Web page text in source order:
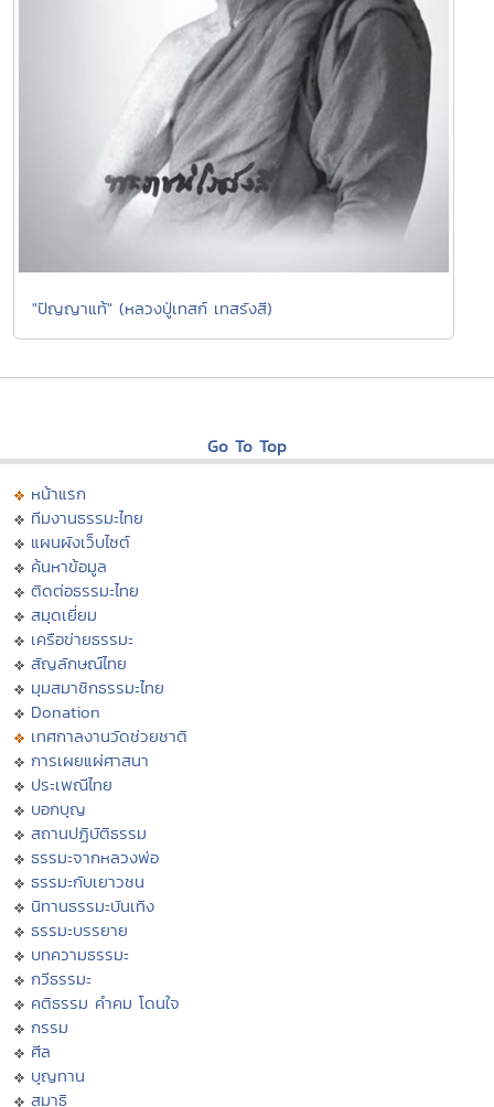
"ปัญญาแท้" (หลวงปู่เทสก์ เทสรังสี)
Go To Top
หน้าแรก
ทีมงานธรรมะไทย
แผนผังเว็บไซต์
ค้นหาข้อมูล
ติดต่อธรรมะไทย
สมุดเยี่ยม
เครือข่ายธรรมะ
สัญลักษณ์ไทย
มุมสมาชิกธรรมะไทย
Donation
เทศกาลงานวัดช่วยชาติ
การเผยแผ่ศาสนา
ประเพณีไทย
บอกบุญ
สถานปฏิบัติธรรม
ธรรมะจากหลวงพ่อ
ธรรมะกับเยาวชน
นิทานธรรมะบันเทิง
ธรรมะบรรยาย
บทความธรรมะ
กวีธรรมะ
คติธรรม คำคม โดนใจ
กรรม
ศีล
บุญทาน
สมาธิ